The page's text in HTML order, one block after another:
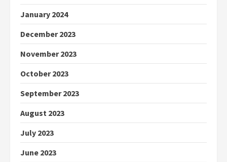
January 2024
December 2023
November 2023
October 2023
September 2023
August 2023
July 2023
June 2023